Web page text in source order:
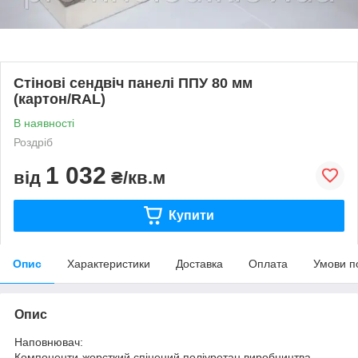
Стінові сендвіч панелі ППУ 80 мм
(картон/RAL)
В наявності
Роздріб
від 1 032 ₴/кв.м
Купити
Опис Характеристики Доставка Оплата Умови
Опис
Наповнювач: